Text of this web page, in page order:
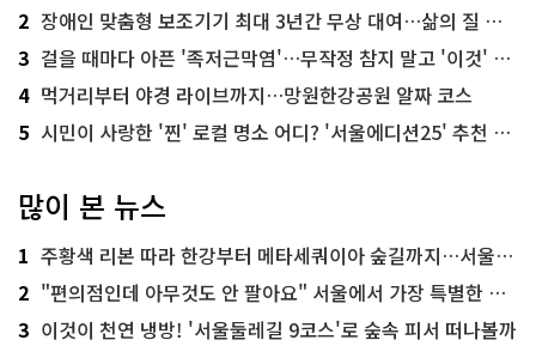
2 장애인 맞춤형 보조기기 최대 3년간 무상 대여…삶의 질 높인다
3 걸을 때마다 아픈 '족저근막염'…무작정 참지 말고 '이것' 해보세요!
4 먹거리부터 야경 라이브까지…망원한강공원 알짜 코스
5 시민이 사랑한 '찐' 로컬 명소 어디? '서울에디션25' 추천 코스
많이 본 뉴스
1 주황색 리본 따라 한강부터 메타세쿼이아 숲길까지…서울둘레길 15코스
2 "편의점인데 아무것도 안 팔아요" 서울에서 가장 특별한 편의점의 정체
3 이것이 천연 냉방! '서울둘레길 9코스'로 숲속 피서 떠나볼까